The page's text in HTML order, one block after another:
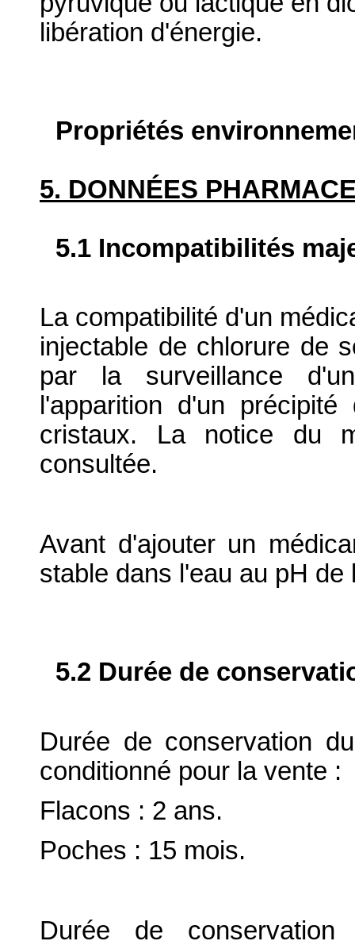
libération d'énergie.
Propriétés
5. DONNÉES
5.1 Incompatibilités
La compatibilité d'un
injectable de chlorure de
par la surveillance
l'apparition d'un
cristaux. La notice du
consultée.
Avant d'ajouter un
stable dans l'eau au pH de
5.2 Durée de
Durée de conservation
conditionné pour la vente :
Flacons : 2 ans.
Poches : 15 mois.
Durée de